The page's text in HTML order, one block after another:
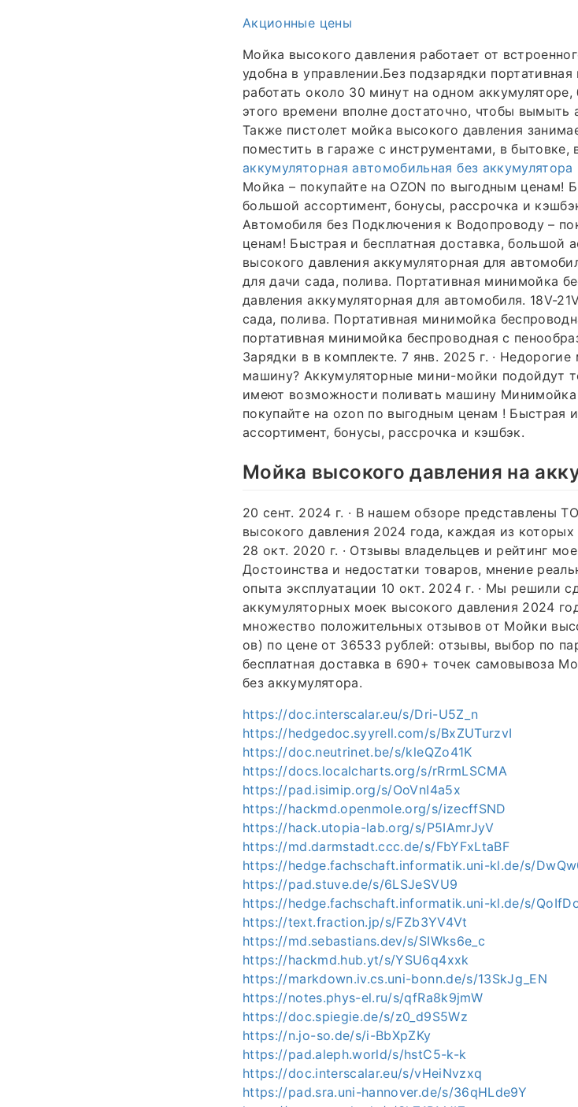
Акционные цены
Мойка высокого давления работает от
удобна в управлении.Без подзарядки
работать около 30 минут на одном
этого времени вполне достаточно, чтобы вымыть
Также пистолет мойка высокого давления
поместить в гараже с инструментами, в бытовке,
аккумуляторная автомобильная без аккумулятора
Мойка – покупайте на OZON по выгодным ценам!
большой ассортимент, бонусы, рассрочка и
Автомобиля без Подключения к Водопроводу –
ценам! Быстрая и бесплатная доставка, большой
высокого давления аккумуляторная для
для дачи сада, полива. Портативная минимойка
давления аккумуляторная для автомобиля. 18V-
сада, полива. Портативная минимойка
портативная минимойка беспроводная с
Зарядки в в комплекте. 7 янв. 2025 г. ·
машину? Аккумуляторные мини-мойки подойдут
имеют возможности поливать машину
покупайте на ozon по выгодным ценам ! Быстрая
ассортимент, бонусы, рассрочка и кэшбэк.
Мойка высокого давления на
20 сент. 2024 г. · В нашем обзоре представлены
высокого давления 2024 года, каждая из
28 окт. 2020 г. · Отзывы владельцев и рейтинг
Достоинства и недостатки товаров, мнение
опыта эксплуатации 10 окт. 2024 г. · Мы решили
аккумуляторных моек высокого давления 2024
множество положительных отзывов от Мойки
ов) по цене от 36533 рублей: отзывы, выбор по
бесплатная доставка в 690+ точек самовывоза
без аккумулятора.
https://doc.interscalar.eu/s/Dri-U5Z_n
https://hedgedoc.syyrell.com/s/BxZUTurzvI
https://doc.neutrinet.be/s/kleQZo41K
https://docs.localcharts.org/s/rRrmLSCMA
https://pad.isimip.org/s/OoVnI4a5x
https://hackmd.openmole.org/s/izecffSND
https://hack.utopia-lab.org/s/P5IAmrJyV
https://md.darmstadt.ccc.de/s/FbYFxLtaBF
https://hedge.fachschaft.informatik.uni-kl.de/s/
https://pad.stuve.de/s/6LSJeSVU9
https://hedge.fachschaft.informatik.uni-kl.de/s/
https://text.fraction.jp/s/FZb3YV4Vt
https://md.sebastians.dev/s/SIWks6e_c
https://hackmd.hub.yt/s/YSU6q4xxk
https://markdown.iv.cs.uni-bonn.de/s/13SkJg_EN
https://notes.phys-el.ru/s/qfRa8k9jmW
https://doc.spiegie.de/s/z0_d9S5Wz
https://n.jo-so.de/s/i-BbXpZKy
https://pad.aleph.world/s/hstC5-k-k
https://doc.interscalar.eu/s/vHeiNvzxq
https://pad.sra.uni-hannover.de/s/36qHLde9Y